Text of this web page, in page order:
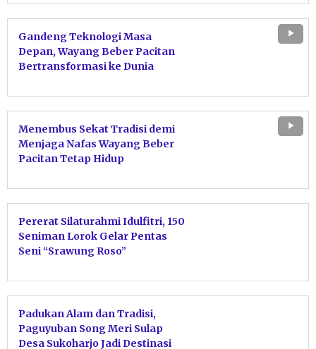
Gandeng Teknologi Masa
Depan, Wayang Beber Pacitan
Bertransformasi ke Dunia
Menembus Sekat Tradisi demi
Menjaga Nafas Wayang Beber
Pacitan Tetap Hidup
Pererat Silaturahmi Idulfitri, 150
Seniman Lorok Gelar Pentas
Seni “Srawung Roso”
Padukan Alam dan Tradisi,
Paguyuban Song Meri Sulap
Desa Sukoharjo Jadi Destinasi